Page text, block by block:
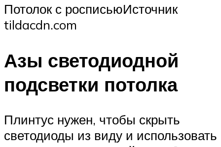
Потолок с росписьюИсточник
tildacdn.com
Азы светодиодной
подсветки потолка
Плинтус нужен, чтобы скрыть
светодиоды из виду и использовать